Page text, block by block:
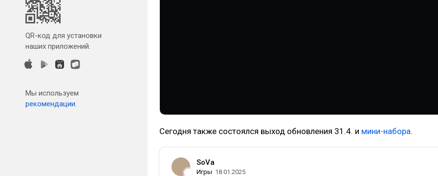
QR-код для установки
наших приложений.
Мы используем
рекомендации.
Сегодня также состоялся выход обновления 31.4. и мини-набора.
SoVa
Игры 18.01.2025